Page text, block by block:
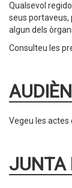
Qualsevol
seus portaveus,
algun dels
Consulteu les
Vegeu les actes
JUNTA